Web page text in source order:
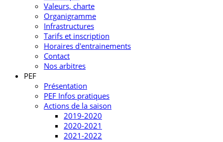
Valeurs, charte
Organigramme
Infrastructures
Tarifs et inscription
Horaires d'entrainements
Contact
Nos arbitres
PEF
Présentation
PEF Infos pratiques
Actions de la saison
2019-2020
2020-2021
2021-2022